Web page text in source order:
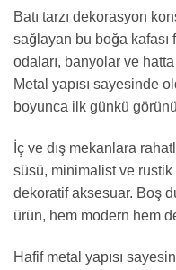
Batı tarzı dekorasyon
sağlayan bu boğa kafası
odaları, banyolar ve
Metal yapısı sayesinde
boyunca ilk günkü
İç ve dış mekanlara
süsü, minimalist ve
dekoratif aksesuar. Boş
ürün, hem modern hem
Hafif metal yapısı